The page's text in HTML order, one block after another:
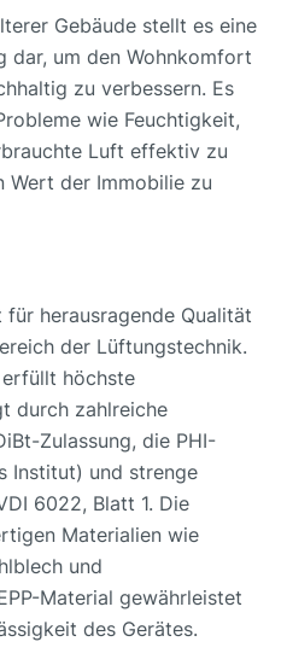
Gebäude stellt es eine
dar, um den Wohnkomfort
zu verbessern. Es
wie Feuchtigkeit,
Luft effektiv zu
Wert der Immobilie zu
herausragende Qualität
der Lüftungstechnik.
erfüllt höchste
durch zahlreiche
Zulassung, die PHI-
Institut) und strenge
6022, Blatt 1. Die
Materialien wie
und
Material gewährleistet
des Gerätes.